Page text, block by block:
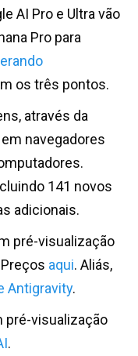
AI Pro e Ultra vão
Pro para
os três pontos.
através da
navegadores
141 novos
adicionais.
pré-visualização
Preços aqui. Aliás,
Antigravity.
pré-visualização
.